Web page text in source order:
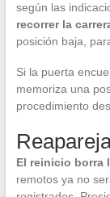
según las
recorrer la
posición baja,
Si la puerta
memoriza una
procedimiento
El reinicio borra
remotos ya no